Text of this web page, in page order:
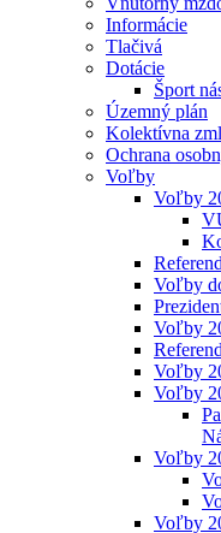
Informácie
Tlačivá
Dotácie
Šport
Územný plán
Kolektívna
Ochrana
Voľby
Voľby
Voľby
Voľby
Voľby
Voľby
Voľby
Voľby